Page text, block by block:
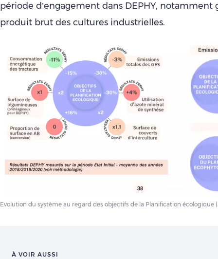
période d’engagement dans DEPHY, notamment
produit brut des cultures industrielles.
Evolution du système au regard des objectifs de la Planification écologique
À VOIR AUSSI